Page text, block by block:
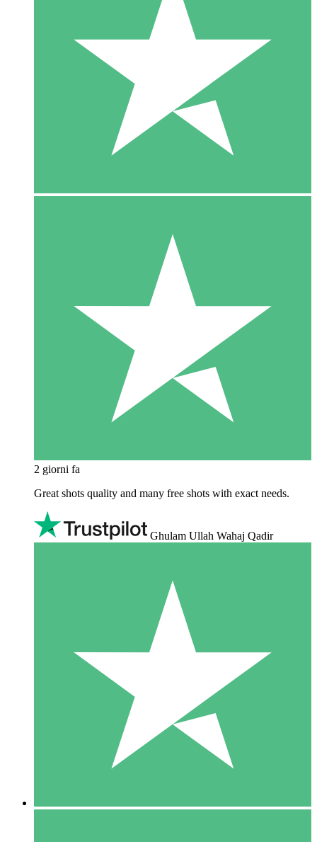
2 giorni fa
Great shots quality and many free shots with exact needs.
Ghulam Ullah Wahaj Qadir